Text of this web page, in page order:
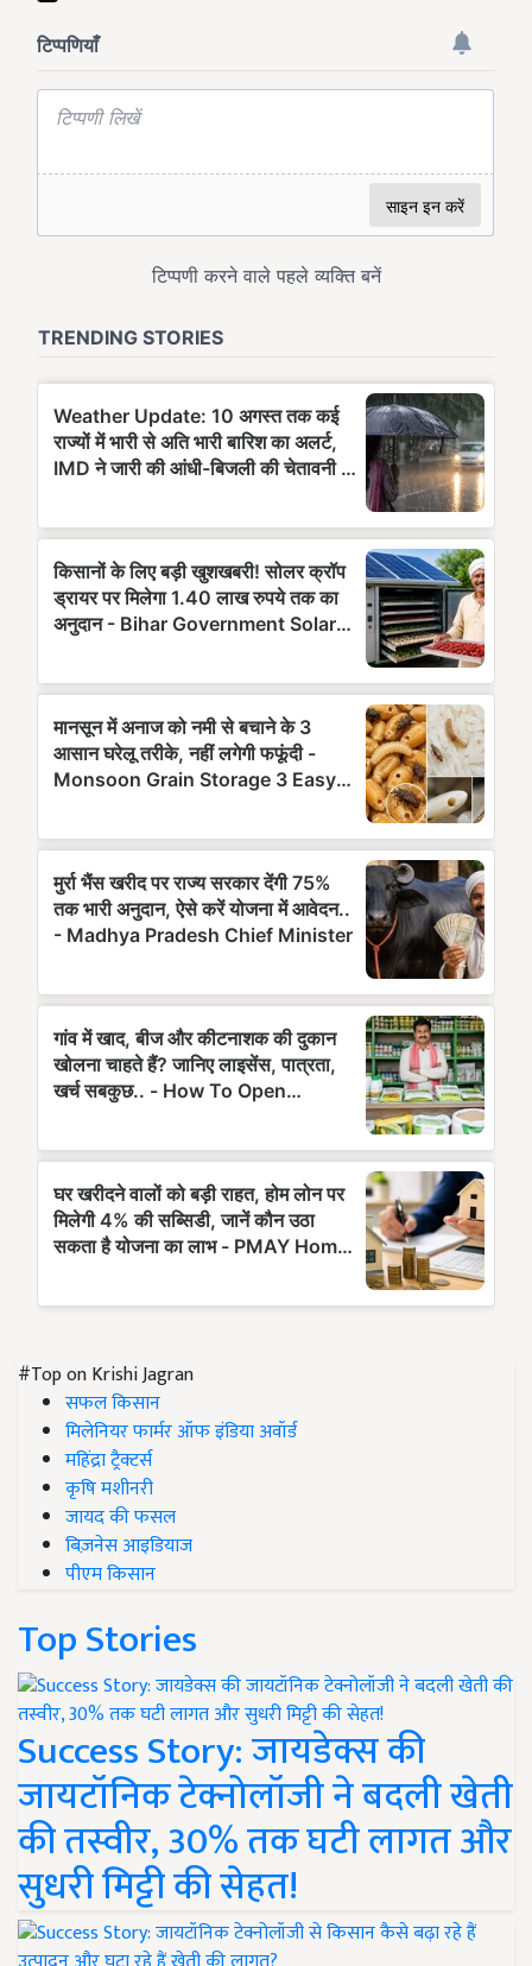
#Top on Krishi Jagran
सफल किसान
मिलेनियर फार्मर ऑफ इंडिया अवॉर्ड
महिंद्रा ट्रैक्टर्स
कृषि मशीनरी
जायद की फसल
बिज़नेस आइडियाज
पीएम किसान
Top Stories
Success Story: जायडेक्स की
जायटॉनिक टेक्नोलॉजी ने बदली खेती
की तस्वीर, 30% तक घटी लागत और
सुधरी मिट्टी की सेहत!